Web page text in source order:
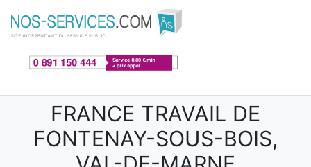
Aller au contenu principal
FRANCE TRAVAIL DE
FONTENAY-SOUS-BOIS,